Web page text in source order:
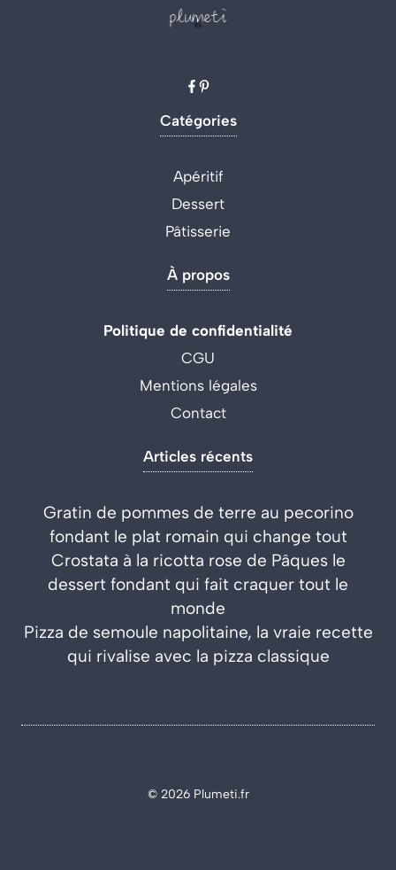
Catégories
Apéritif
Dessert
Pâtisserie
À propos
Politique de confidentialité
CGU
Mentions légales
Contact
Articles récents
Gratin de pommes de terre au pecorino
fondant le plat romain qui change tout
Crostata à la ricotta rose de Pâques le
dessert fondant qui fait craquer tout le
monde
Pizza de semoule napolitaine, la vraie recette
qui rivalise avec la pizza classique
© 2026 Plumeti.fr